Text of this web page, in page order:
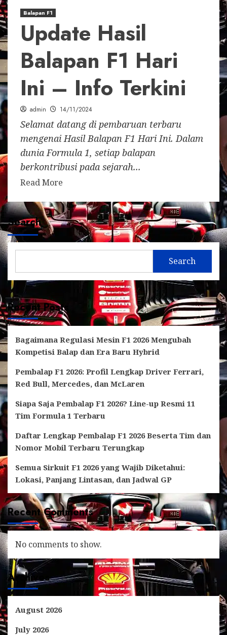
Balapan F1
Update Hasil
Balapan F1 Hari
Ini – Info Terkini
admin 14/11/2024
Selamat datang di pembaruan terbaru
mengenai Hasil Balapan F1 Hari Ini. Dalam
dunia Formula 1, setiap balapan
berkontribusi pada sejarah...
Read More
Search
Search
Recent Posts
Bagaimana Regulasi Mesin F1 2026 Mengubah
Kompetisi Balap dan Era Baru Hybrid
Pembalap F1 2026: Profil Lengkap Driver Ferrari,
Red Bull, Mercedes, dan McLaren
Siapa Saja Pembalap F1 2026? Line-up Resmi 11
Tim Formula 1 Terbaru
Daftar Lengkap Pembalap F1 2026 Beserta Tim dan
Nomor Mobil Terbaru Terungkap
Semua Sirkuit F1 2026 yang Wajib Diketahui:
Lokasi, Panjang Lintasan, dan Jadwal GP
Recent Comments
No comments to show.
Archives
August 2026
July 2026